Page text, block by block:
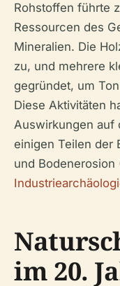
Rohstoffen führte
Ressourcen des
Mineralien. Die
zu, und mehrere
gegründet, um
Diese Aktivitäten
Auswirkungen auf
einigen Teilen der
und Bodenerosion
im 20.